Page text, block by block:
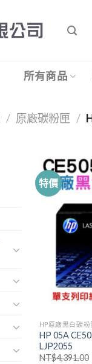
所有商品
/ 原廠碳粉匣 /
特價
HP原廠黑白碳粉
HP 05A
LJP2055
NT$4,391.00